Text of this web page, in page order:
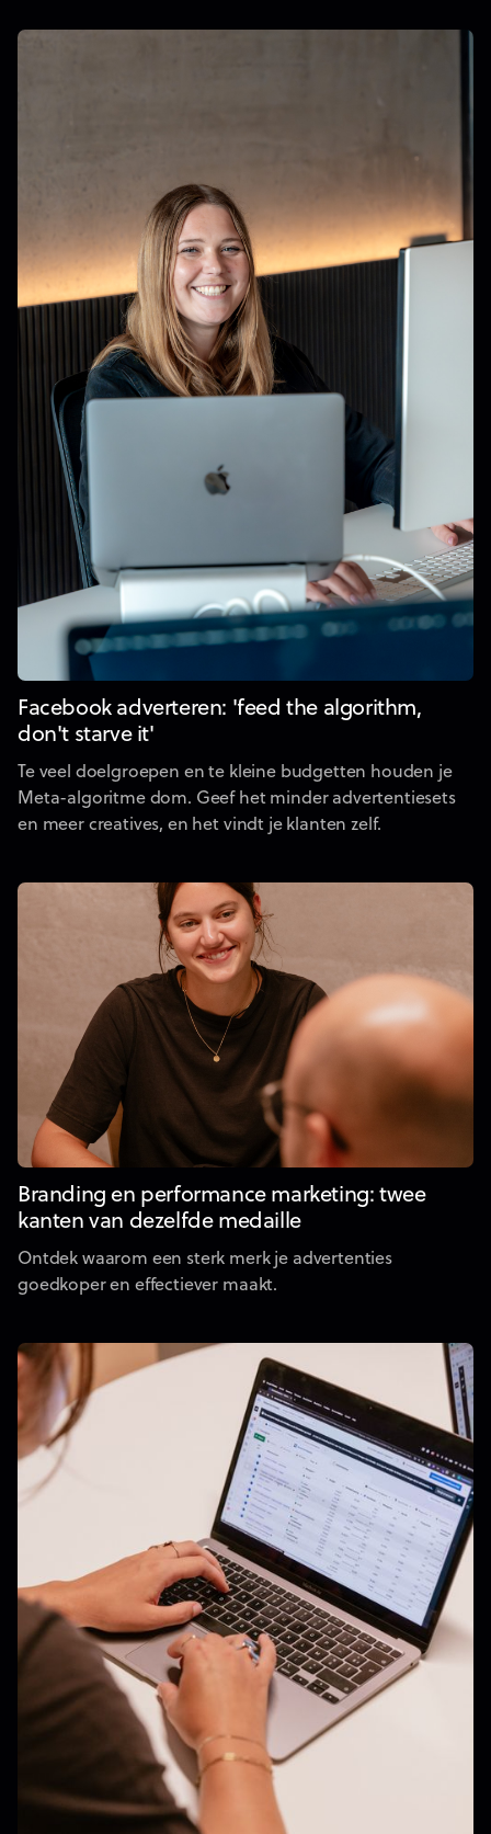
Facebook adverteren: 'feed the algorithm,
don't starve it'
Te veel doelgroepen en te kleine budgetten houden je
Meta-algoritme dom. Geef het minder advertentiesets
en meer creatives, en het vindt je klanten zelf.
Branding en performance marketing: twee
kanten van dezelfde medaille
Ontdek waarom een sterk merk je advertenties
goedkoper en effectiever maakt.